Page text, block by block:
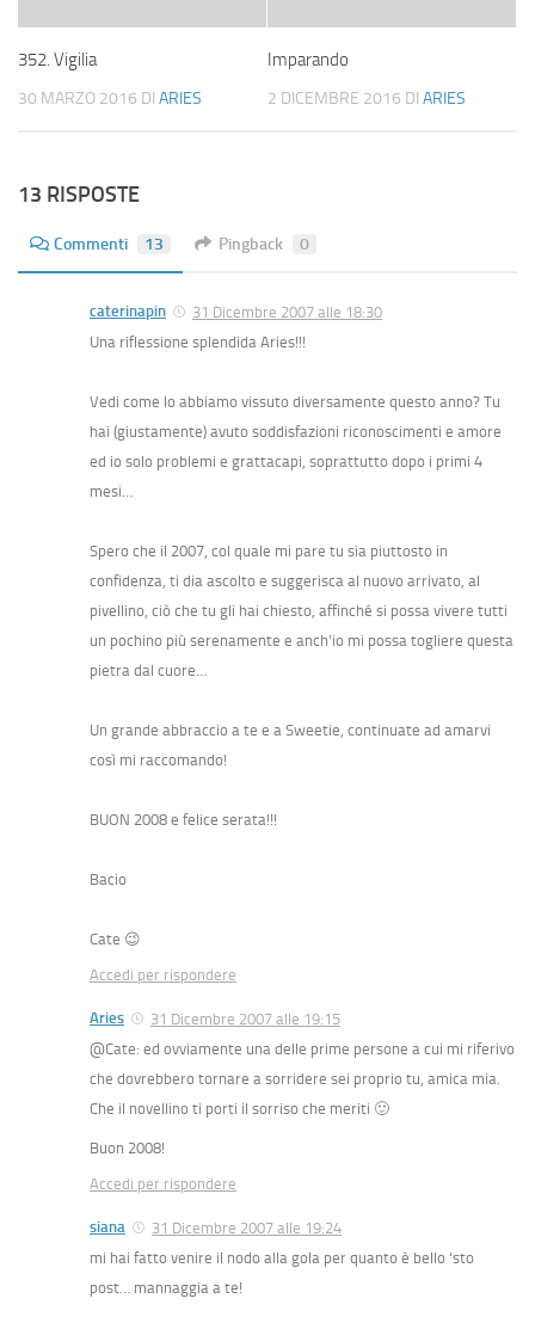
352. Vigilia
30 MARZO 2016 DI ARIES
Imparando
2 DICEMBRE 2016 DI ARIES
13 RISPOSTE
Commenti 13 Pingback 0
caterinapin
31 Dicembre 2007 alle 18:30
Una riflessione splendida Aries!!!
Vedi come lo abbiamo vissuto diversamente questo anno? Tu
hai (giustamente) avuto soddisfazioni riconoscimenti e amore
ed io solo problemi e grattacapi, soprattutto dopo i primi 4
mesi…
Spero che il 2007, col quale mi pare tu sia piuttosto in
confidenza, ti dia ascolto e suggerisca al nuovo arrivato, al
pivellino, ciò che tu gli hai chiesto, affinché si possa vivere tutti
un pochino più serenamente e anch’io mi possa togliere questa
pietra dal cuore…
Un grande abbraccio a te e a Sweetie, continuate ad amarvi
così mi raccomando!
BUON 2008 e felice serata!!!
Bacio
Cate 😉
Accedi per rispondere
Aries
31 Dicembre 2007 alle 19:15
@Cate: ed ovviamente una delle prime persone a cui mi riferivo
che dovrebbero tornare a sorridere sei proprio tu, amica mia.
Che il novellino ti porti il sorriso che meriti 🙂
Buon 2008!
Accedi per rispondere
siana
31 Dicembre 2007 alle 19:24
mi hai fatto venire il nodo alla gola per quanto è bello ‘sto
post… mannaggia a te!